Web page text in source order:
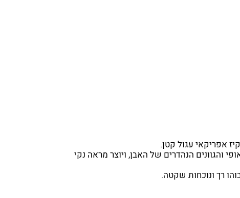
אפריקאי עגול קטן.
והגוונים הנהדרים של האבן, ויוצר מראה נקי
רך ונוכחות שקטה.